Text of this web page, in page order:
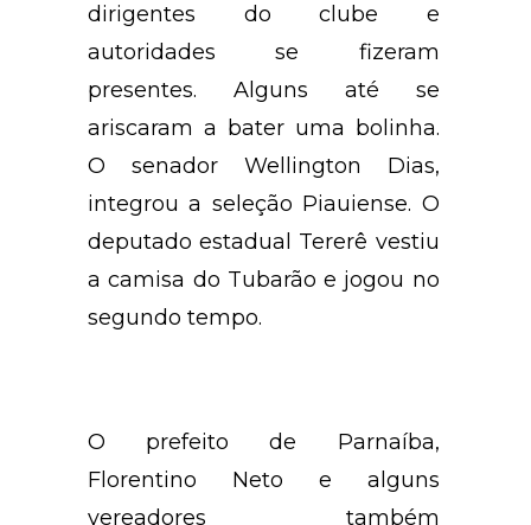
dirigentes do clube e
autoridades se fizeram
presentes. Alguns até se
ariscaram a bater uma bolinha.
O senador Wellington Dias,
integrou a seleção Piauiense. O
deputado estadual Tererê vestiu
a camisa do Tubarão e jogou no
segundo tempo.
O prefeito de Parnaíba,
Florentino Neto e alguns
vereadores também